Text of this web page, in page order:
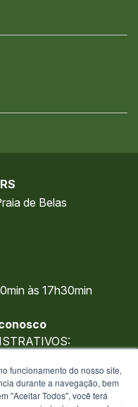
de Belas
às 17h30min
funcionamento do nosso site,
durante a navegação, bem
"Aceitar Todos", você terá